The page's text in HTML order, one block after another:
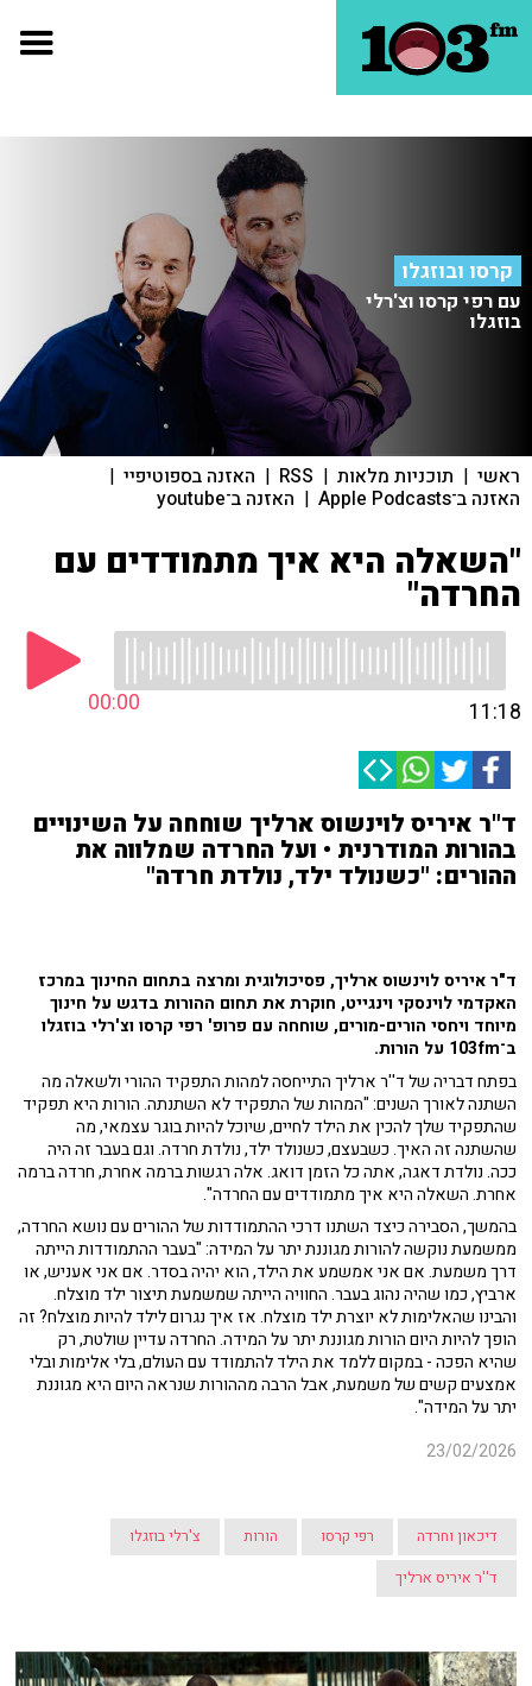
קרסו ובוזגלו
עם רפי קרסו וצ'רלי
בוזגלו
ראשי | תוכניות מלאות |
RSS
| האזנה בספוטיפיי |
האזנה ב־Apple Podcasts | האזנה ב־youtube
"השאלה היא איך מתמודדים עם
החרדה"
00:00 11:18
ד"ר איריס לוינשוס ארליך שוחחה על השינויים
בהורות המודרנית • ועל החרדה שמלווה את
ההורים: "כשנולד ילד, נולדת חרדה"
ד"ראיריס לוינשוס ארליך, פסיכולוגית ומרצה בתחום החינוך במרכז
האקדמי לוינסקי וינגייט, חוקרת את תחום ההורות בדגש על חינוך
מיוחד ויחסי הורים-מורים, שוחחה עם פרופ' רפי קרסו וצ'רלי בוזגלו
ב־103fm על הורות.
בפתח דבריה של ד''ר ארליך התייחסה למהות התפקיד ההורי ולשאלה מה
השתנה לאורך השנים: "המהות של התפקיד לא השתנתה. הורות היא תפקיד
שהתפקיד שלך להכין את הילד לחיים, שיוכל להיות בוגר עצמאי, מה
שהשתנה זה האיך. כשבעצם, כשנולד ילד, נולדת חרדה. וגם בעבר זה היה
ככה. נולדת דאגה, אתה כל הזמן דואג. אלה רגשות ברמה אחרת, חרדה ברמה
אחרת. השאלה היא איך מתמודדים עם החרדה".
בהמשך, הסבירה כיצד השתנו דרכי ההתמודדות של ההורים עם נושא החרדה,
ממשמעת נוקשה להורות מגוננת יתר על המידה: "בעבר ההתמודדות הייתה
דרך משמעת. אם אני אמשמע את הילד, הוא יהיה בסדר. אם אני אעניש, או
ארביץ, כמו שהיה נהוג בעבר. החוויה הייתה שמשמעת תיצור ילד מוצלח.
והבינו שהאלימות לא יוצרת ילד מוצלח. אז איך נגרום לילד להיות מוצלח? זה
הופך להיות היום הורות מגוננת יתר על המידה. החרדה עדיין שולטת, רק
שהיא הפכה - במקום ללמד את הילד להתמודד עם העולם, בלי אלימות ובלי
אמצעים קשים של משמעת, אבל הרבה מההורות שנראה היום היא מגוננת
יתר על המידה".
23/02/2026
דיכאון וחרדה רפי קרסו הורות
צ'רלי בוזגלו
ד''ר איריס ארליך